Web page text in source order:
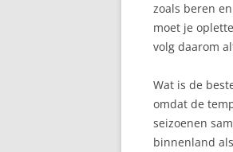
zoals beren
moet je
volg daarom
Wat is de
omdat de
seizoenen
binnenland